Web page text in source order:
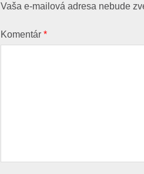
Vaša e-mailová adresa nebude
Komentár *